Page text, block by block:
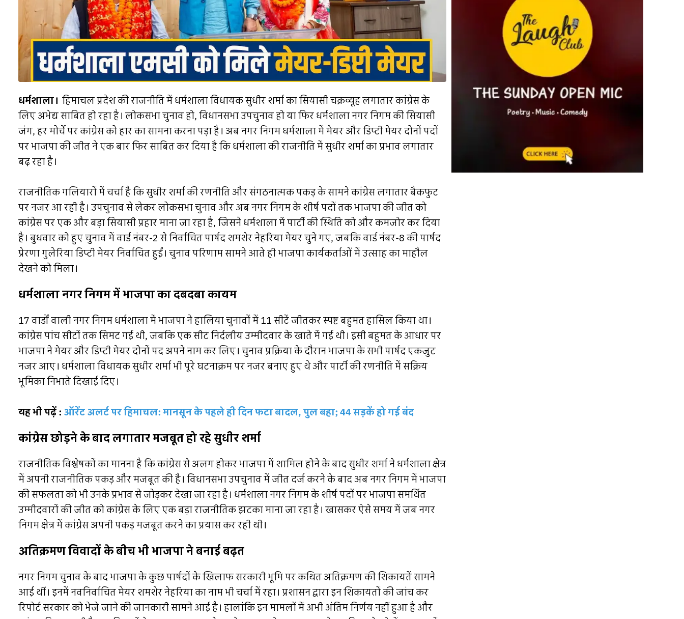
धर्मशाला। हिमाचल प्रदेश की राजनीति में धर्मशाला विधायक सुधीर शर्मा का सियासी चक्रव्यूह लगातार कांग्रेस के
लिए अभेद्य साबित हो रहा है। लोकसभा चुनाव हो, विधानसभा उपचुनाव हो या फिर धर्मशाला नगर निगम की सियासी
जंग, हर मोर्चे पर कांग्रेस को हार का सामना करना पड़ा है। अब नगर निगम धर्मशाला में मेयर और डिप्टी मेयर दोनों पदों
पर भाजपा की जीत ने एक बार फिर साबित कर दिया है कि धर्मशाला की राजनीति में सुधीर शर्मा का प्रभाव लगातार
बढ़ रहा है।
राजनीतिक गलियारों में चर्चा है कि सुधीर शर्मा की रणनीति और संगठनात्मक पकड़ के सामने कांग्रेस लगातार बैकफुट
पर नजर आ रही है। उपचुनाव से लेकर लोकसभा चुनाव और अब नगर निगम के शीर्ष पदों तक भाजपा की जीत को
कांग्रेस पर एक और बड़ा सियासी प्रहार माना जा रहा है, जिसने धर्मशाला में पार्टी की स्थिति को और कमजोर कर दिया
है। बुधवार को हुए चुनाव में वार्ड नंबर-2 से निर्वाचित पार्षद शमशेर नेहरिया मेयर चुने गए, जबकि वार्ड नंबर-8 की पार्षद
प्रेरणा गुलेरिया डिप्टी मेयर निर्वाचित हुईं। चुनाव परिणाम सामने आते ही भाजपा कार्यकर्ताओं में उत्साह का माहौल
देखने को मिला।
धर्मशाला नगर निगम में भाजपा का दबदबा कायम
17 वार्डों वाली नगर निगम धर्मशाला में भाजपा ने हालिया चुनावों में 11 सीटें जीतकर स्पष्ट बहुमत हासिल किया था।
कांग्रेस पांच सीटों तक सिमट गई थी, जबकि एक सीट निर्दलीय उम्मीदवार के खाते में गई थी। इसी बहुमत के आधार पर
भाजपा ने मेयर और डिप्टी मेयर दोनों पद अपने नाम कर लिए। चुनाव प्रक्रिया के दौरान भाजपा के सभी पार्षद एकजुट
नजर आए। धर्मशाला विधायक सुधीर शर्मा भी पूरे घटनाक्रम पर नजर बनाए हुए थे और पार्टी की रणनीति में सक्रिय
भूमिका निभाते दिखाई दिए।
यह भी पढ़ें : ऑरेंट अलर्ट पर हिमाचल: मानसून के पहले ही दिन फटा बादल, पुल बहा; 44 सड़कें हो गई बंद
कांग्रेस छोड़ने के बाद लगातार मजबूत हो रहे सुधीर शर्मा
राजनीतिक विश्लेषकों का मानना है कि कांग्रेस से अलग होकर भाजपा में शामिल होने के बाद सुधीर शर्मा ने धर्मशाला क्षेत्र
में अपनी राजनीतिक पकड़ और मजबूत की है। विधानसभा उपचुनाव में जीत दर्ज करने के बाद अब नगर निगम में भाजपा
की सफलता को भी उनके प्रभाव से जोड़कर देखा जा रहा है। धर्मशाला नगर निगम के शीर्ष पदों पर भाजपा समर्थित
उम्मीदवारों की जीत को कांग्रेस के लिए एक बड़ा राजनीतिक झटका माना जा रहा है। खासकर ऐसे समय में जब नगर
निगम क्षेत्र में कांग्रेस अपनी पकड़ मजबूत करने का प्रयास कर रही थी।
अतिक्रमण विवादों के बीच भी भाजपा ने बनाई बढ़त
नगर निगम चुनाव के बाद भाजपा के कुछ पार्षदों के खिलाफ सरकारी भूमि पर कथित अतिक्रमण की शिकायतें सामने
आई थीं। इनमें नवनिर्वाचित मेयर शमशेर नेहरिया का नाम भी चर्चा में रहा। प्रशासन द्वारा इन शिकायतों की जांच कर
रिपोर्ट सरकार को भेजे जाने की जानकारी सामने आई है। हालांकि इन मामलों में अभी अंतिम निर्णय नहीं हुआ है और